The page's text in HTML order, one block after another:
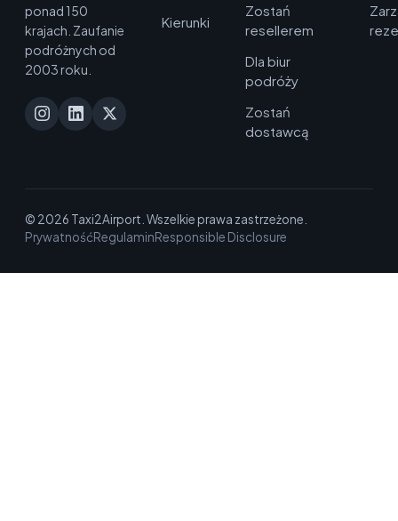
ponad 150
krajach. Zaufanie
podróżnych od
2003 roku.
Kierunki
Zostań
resellerem
Dla biur
podróży
Zostań
dostawcą
© 2026 Taxi2Airport. Wszelkie prawa zastrzeżone.
PrywatnośćRegulaminResponsible Disclosure